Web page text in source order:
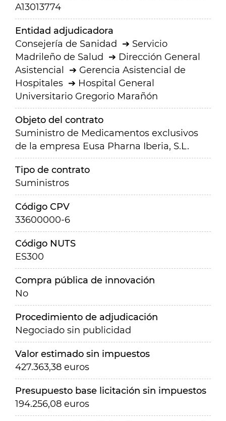
A13013774
Entidad adjudicadora
Consejería de Sanidad
Servicio
Madrileño de Salud
Dirección General
Asistencial
Gerencia Asistencial de
Hospitales
Hospital General
Universitario Gregorio Marañón
Objeto del contrato
Suministro de Medicamentos exclusivos
de la empresa Eusa Pharna Iberia, S.L.
Tipo de contrato
Suministros
Código CPV
33600000-6
Código NUTS
ES300
Compra pública de innovación
No
Procedimiento de adjudicación
Negociado sin publicidad
Valor estimado sin impuestos
427.363,38 euros
Presupuesto base licitación sin impuestos
194.256,08 euros